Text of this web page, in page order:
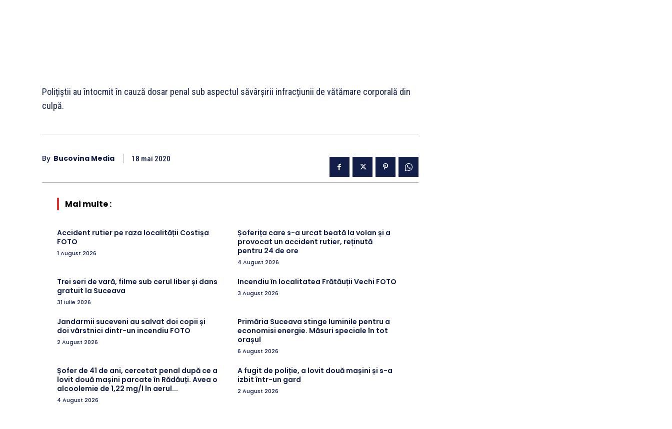
Polițiștii au întocmit în cauză dosar penal sub aspectul săvârșirii infracțiunii de vătămare corporală din
culpă.
By Bucovina Media 18 mai 2020
Mai multe :
Accident rutier pe raza localității Costișa
FOTO
1 August 2026
Șoferița care s-a urcat beată la volan și a
provocat un accident rutier, reținută
pentru 24 de ore
4 August 2026
Trei seri de vară, filme sub cerul liber și dans
gratuit la Suceava
31 Iulie 2026
Incendiu în localitatea Frătăuții Vechi FOTO
3 August 2026
Jandarmii suceveni au salvat doi copii și
doi vârstnici dintr-un incendiu FOTO
2 August 2026
Primăria Suceava stinge luminile pentru a
economisi energie. Măsuri speciale în tot
orașul
6 August 2026
Șofer de 41 de ani, cercetat penal după ce a
lovit două mașini parcate în Rădăuți. Avea o
alcoolemie de 1,22 mg/l în aerul...
4 August 2026
A fugit de poliție, a lovit două mașini și s-a
izbit într-un gard
2 August 2026